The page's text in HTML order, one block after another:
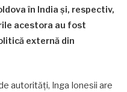
în India și, respectiv,
acestora au fost
externă din
autorități, Inga Ionesii are